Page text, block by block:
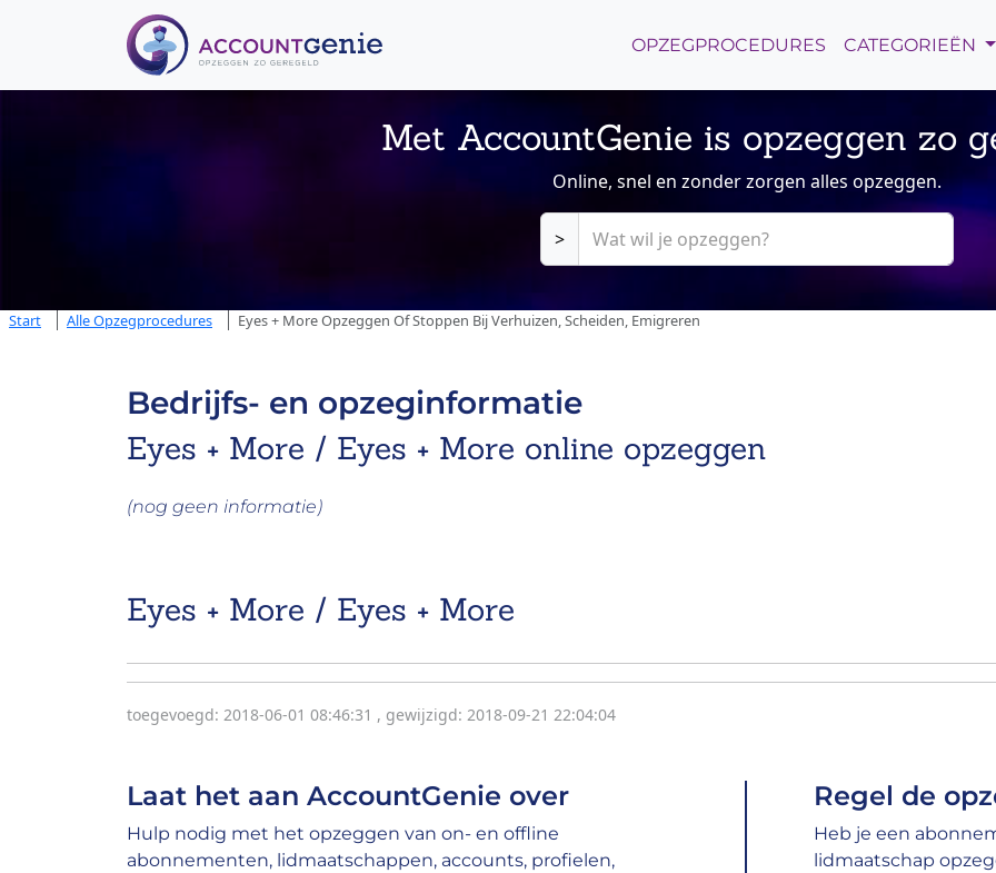
OPZEGPROCEDURES CATEGORIEËN
Met AccountGenie is opzeggen zo
Online, snel en zonder zorgen alles opzeggen.
>
Start Alle Opzegprocedures Eyes + More Opzeggen Of Stoppen Bij Verhuizen, Scheiden, Emigreren
Bedrijfs- en opzeginformatie
Eyes + More / Eyes + More online opzeggen
(nog geen informatie)
Eyes + More / Eyes + More
toegevoegd: 2018-06-01 08:46:31 , gewijzigd: 2018-09-21 22:04:04
Laat het aan AccountGenie over
Hulp nodig met het opzeggen van on- en offline
abonnementen, lidmaatschappen, accounts, profielen,
Regel de
Heb je een
lidmaatschap